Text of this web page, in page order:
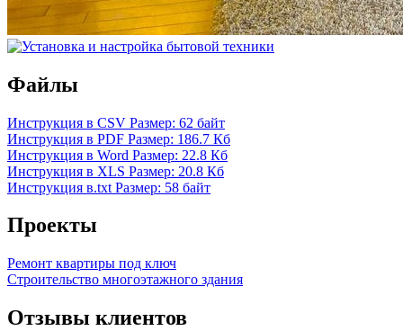
Файлы
Инструкция в CSV Размер: 62 байт
Инструкция в PDF Размер: 186.7 Кб
Инструкция в Word Размер: 22.8 Кб
Инструкция в XLS Размер: 20.8 Кб
Инструкция в.txt Размер: 58 байт
Проекты
Ремонт квартиры под ключ
Строительство многоэтажного здания
Отзывы клиентов